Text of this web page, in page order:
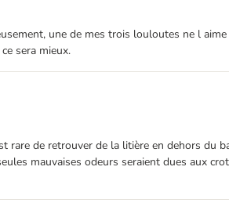
une de mes trois louloutes ne l
sera mieux.
de retrouver de la litière en dehors du
mauvaises odeurs seraient dues aux